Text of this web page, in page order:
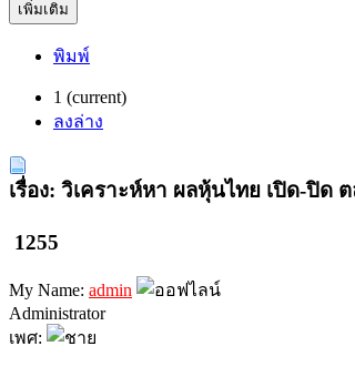
เพิ่มเติม
พิมพ์
1 (current)
ลงล่าง
เรื่อง: วิเคราะห์หา ผลหุ้นไทย เปิด-ปิด
1255
My Name: admin
Administrator
เพศ: